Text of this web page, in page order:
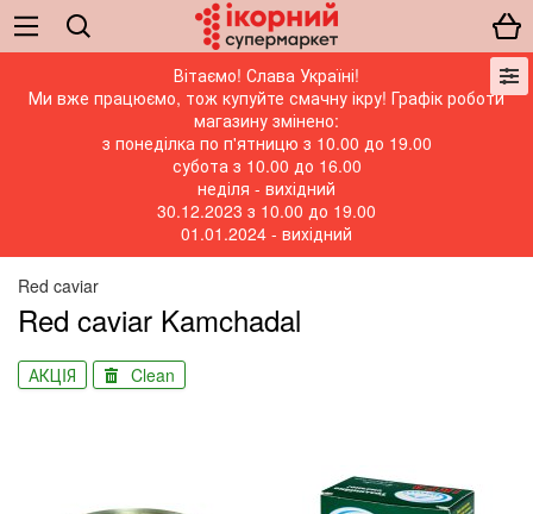
Вітаємо! Слава Україні!
Ми вже працюємо, тож купуйте смачну ікру! Графік роботи
магазину змінено:
з понеділка по п'ятницю з 10.00 до 19.00
субота з 10.00 до 16.00
неділя - вихідний
30.12.2023 з 10.00 до 19.00
01.01.2024 - вихідний
Red caviar
Red caviar Kamchadal
АКЦIЯ Clean